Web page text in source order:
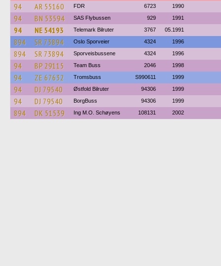
94 AR 55160 FDR 6723 1990
94 BN 53594 SAS Flybussen 929 1991
94 NE 54193 Telemark Bilruter 3767 05.1991
894 SR 73894 Oslo Sporveier 4324 1996
894 SR 73894 Sporveisbussene 4324 1996
94 BP 29115 Team Buss 2046 1998
94 ZE 67632 Tromsbuss S990611 1999
94 DJ 79540 Østfold Bilruter 94306 1999
94 DJ 79540 BorgBuss 94306 1999
894 DK 51539 Ing M.O. Schøyens 108131 2002